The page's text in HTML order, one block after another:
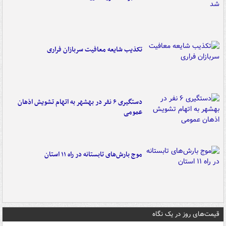
تکذیب شایعه معافیت سربازان فراری
دستگیری ۶ نفر در بهشهر به اتهام تشویش اذهان
عمومی
موج بارش‌های تابستانه در راه ۱۱ استان
قیمت‌های روز در یک نگاه